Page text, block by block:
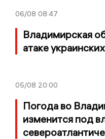
06/08 08:47
Владимирская
атаке
05/08 20:00
Погода во
изменится под